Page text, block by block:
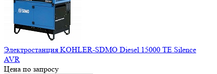
Электростанция KOHLER-SDMO Diesel 15000 TE Silence
AVR
Цена по запросу